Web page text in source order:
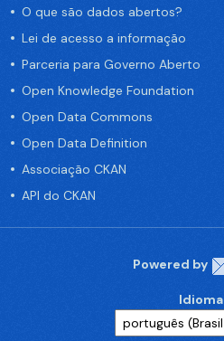
O que são dados abertos?
Lei de acesso a informação
Parceria para Governo Aberto
Open Knowledge Foundation
Open Data Commons
Open Data Definition
Associação CKAN
API do CKAN
Powered by
Idioma